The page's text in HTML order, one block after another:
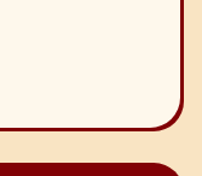
/12/2025